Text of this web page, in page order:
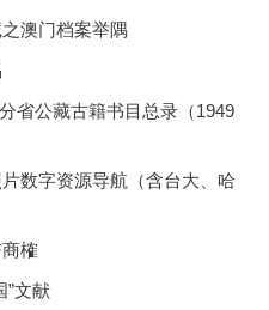
澳门档案举隅
省公藏古籍书目总录（1949
数字资源导航（含台大、哈
榷
”文献